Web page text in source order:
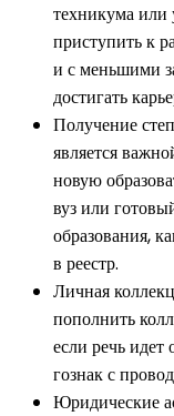
техникума или
приступить к
и с меньшими
достигать
Получение
является
новую
вуз или
образования,
в реестр.
Личная
пополнить
если речь
гознак с
Юридические